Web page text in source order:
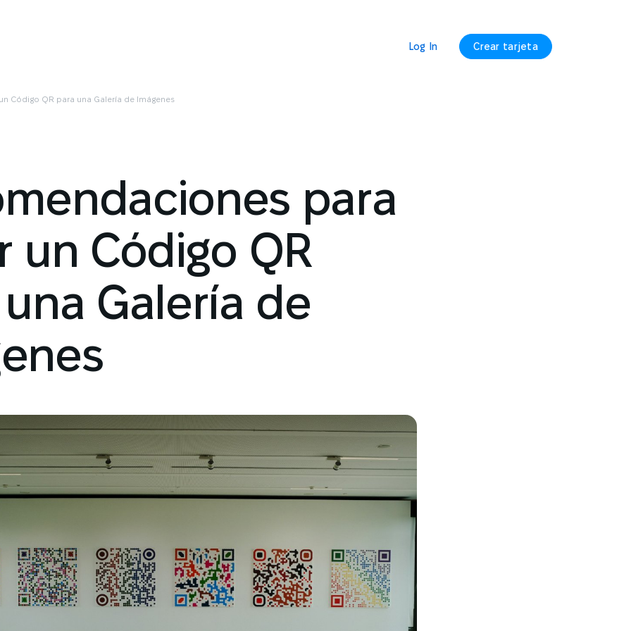
Log In Crear tarjeta
Código QR para una Galería de Imágenes
para
un Código QR
Galería de